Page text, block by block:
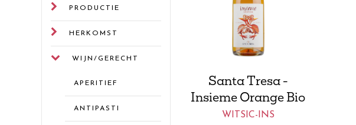
PRODUCTIE
HERKOMST
WIJN/GERECHT
APERITIEF
ANTIPASTI
Santa Tresa -
Insieme Orange Bio
WITSIC-INS